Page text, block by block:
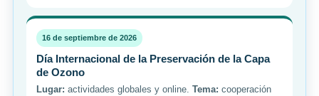
16 de septiembre de 2026
Día Internacional de la Preservación de la Capa
de Ozono
Lugar: actividades globales y online. Tema: cooperación